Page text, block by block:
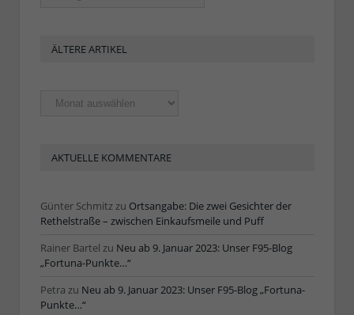
ÄLTERE ARTIKEL
Ältere
Artikel
AKTUELLE KOMMENTARE
Günter Schmitzzu Ortsangabe: Die zwei Gesichter der
Rethelstraße – zwischen Einkaufsmeile und Puff
Rainer Bartel zu Neu ab 9. Januar 2023: Unser F95-Blog
„Fortuna-Punkte…“
Petra zu Neu ab 9. Januar 2023: Unser F95-Blog „Fortuna-
Punkte…“